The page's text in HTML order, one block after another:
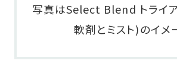
写真はSelect Blend トライ
軟剤とミスト)のイメ